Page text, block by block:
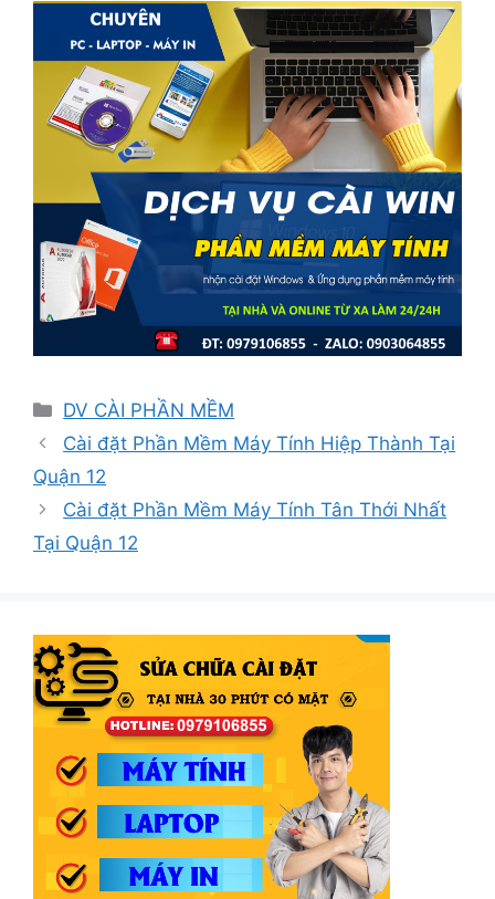
Danh
mục
DV CÀI PHẦN MỀM
Cài đặt Phần Mềm Máy Tính Hiệp Thành Tại
Quận 12
Cài đặt Phần Mềm Máy Tính Tân Thới Nhất
Tại Quận 12